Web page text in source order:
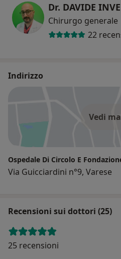
Dr. DAVIDE
Chirurgo generale
22
Indirizzo
Vedi
Ospedale Di Circolo E
Via Guicciardini n°9, Varese
Recensioni sui dottori (25)
25 recensioni